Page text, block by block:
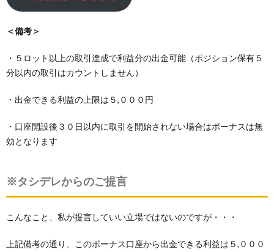
＜備考＞
・５ロット以上の取引達成で利益分の出金可能（ポジション保有５
分以内の取引はカウントしません）
・出金できる利益の上限は５,０００円
・口座開設後３０日以内に取引を開始されない場合はボーナスは無
効となります
※タシデレからのご提言
こんなこと、私が提言していい立場ではないのですが・・・
上記備考の通り、このボーナス口座から出金できる利益は５,０００